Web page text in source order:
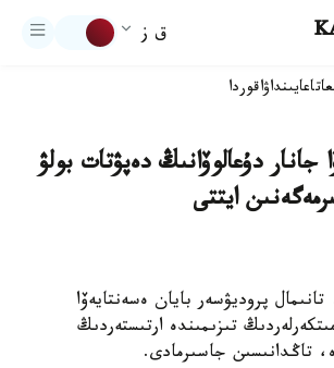
ق ز
تاعايىنداۋاقوردا
جانار دۇعالوۆانىڭ دەپۋتات بولۋ
ايتتى
پروديۋسەر بايان ەسەنتايەۆا
تىزىمىندە ارتىستەردىڭ
تاڭدانىسىن جاسىرمادى.